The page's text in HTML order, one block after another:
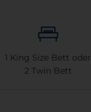
1 King Size Bett oder
2 Twin Bett